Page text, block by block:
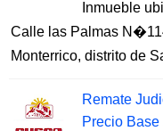
Inmueble
Calle las Palmas
Monterrico, distrito de
Remate
Precio